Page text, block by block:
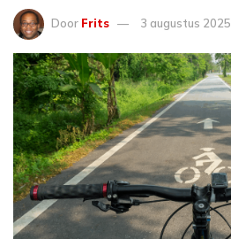
Door Frits 3 augustus 2025